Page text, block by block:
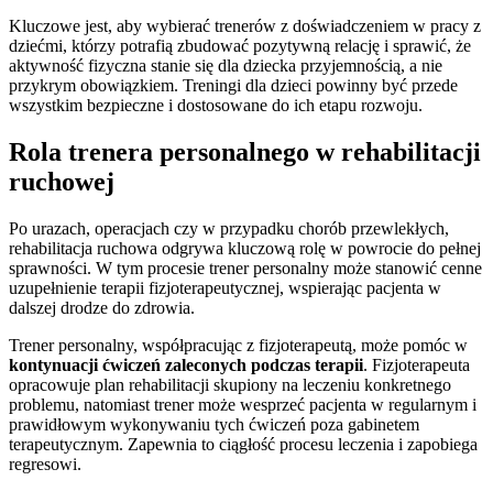
Kluczowe jest, aby wybierać trenerów z doświadczeniem w pracy z
dziećmi, którzy potrafią zbudować pozytywną relację i sprawić, że
aktywność fizyczna stanie się dla dziecka przyjemnością, a nie
przykrym obowiązkiem. Treningi dla dzieci powinny być przede
wszystkim bezpieczne i dostosowane do ich etapu rozwoju.
Rola trenera personalnego w rehabilitacji
ruchowej
Po urazach, operacjach czy w przypadku chorób przewlekłych,
rehabilitacja ruchowa odgrywa kluczową rolę w powrocie do pełnej
sprawności. W tym procesie trener personalny może stanowić cenne
uzupełnienie terapii fizjoterapeutycznej, wspierając pacjenta w
dalszej drodze do zdrowia.
Trener personalny, współpracując z fizjoterapeutą, może pomóc w
kontynuacji ćwiczeń zaleconych podczas terapii. Fizjoterapeuta
opracowuje plan rehabilitacji skupiony na leczeniu konkretnego
problemu, natomiast trener może wesprzeć pacjenta w regularnym i
prawidłowym wykonywaniu tych ćwiczeń poza gabinetem
terapeutycznym. Zapewnia to ciągłość procesu leczenia i zapobiega
regresowi.